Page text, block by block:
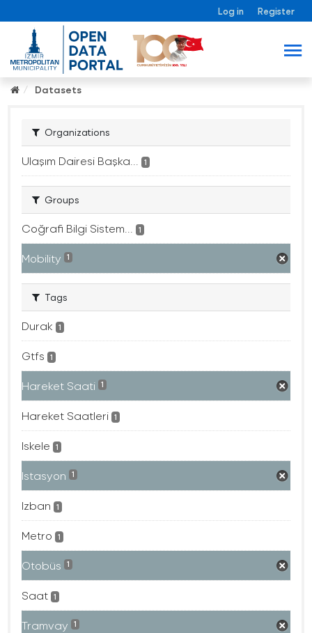
Log in Register
Datasets
Organizations
Ulaşım Dairesi Başka... 1
Groups
Coğrafi Bilgi Sistem... 1
Mobility 1
Tags
Durak 1
Gtfs 1
Hareket Saati 1
Hareket Saatleri 1
Iskele 1
Istasyon 1
Izban 1
Metro 1
Otobüs 1
Saat 1
Tramvay 1